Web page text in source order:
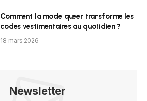
Comment la mode queer transforme les
codes vestimentaires au quotidien ?
18 mars 2026
Newsletter